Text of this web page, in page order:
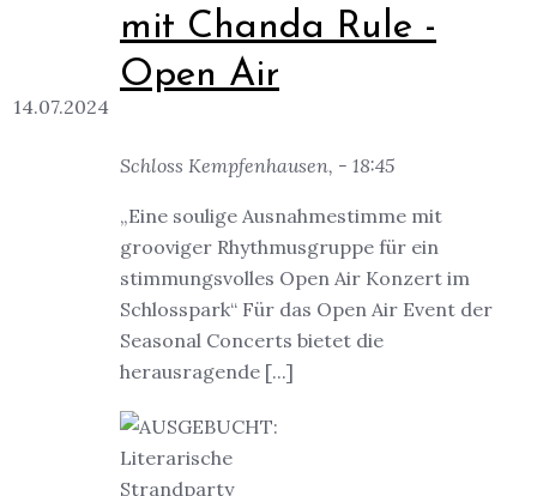
14.07.2024
mit Chanda Rule -
Open Air
Schloss Kempfenhausen, - 18:45
„Eine soulige Ausnahmestimme mit
grooviger Rhythmusgruppe für ein
stimmungsvolles Open Air Konzert im
Schlosspark“ Für das Open Air Event der
Seasonal Concerts bietet die
herausragende [...]